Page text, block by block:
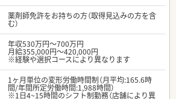
薬剤師免許をお持ちの方（取得見込みの方を含
む）
年収530万円～700万円
月給355,000円～420,000円
※経験や選択コースにより異なります
1ヶ月単位の変形労働時間制（月平均:165.6時
間/年間所定労働時間:1,988時間）
※1日4~15時間のシフト制勤務（店舗により異